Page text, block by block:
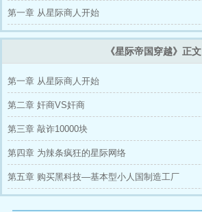
第一章 从星际商人开始
《星际帝国穿越》正文
第一章 从星际商人开始
第二章 奸商VS奸商
第三章 敲诈10000块
第四章 为辣条疯狂的星际网络
第五章 购买黑科技—基本型小人国制造工厂